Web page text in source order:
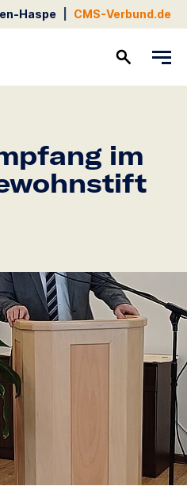
Haspe CMS-Verbund.de
im